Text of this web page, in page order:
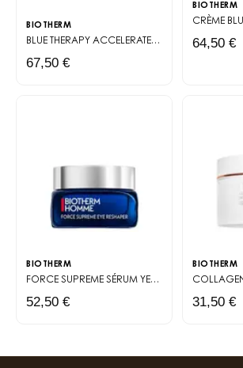
cette crème mérite qu'on s'y intéresse.
qu'aux peaux matures qui cherchent à
l'éclat et de la fermeté.
BIOTHERM
BLUE THERAPY ACCELERATED SÉRUM
67,50 €
BIOTHERM
64,50 €
BIOTHERM
FORCE SUPREME SÉRUM YEUX ANTI-ÂGE POUR HOMME
52,50 €
BIOTHERM
COLLAGEN
31,50 €